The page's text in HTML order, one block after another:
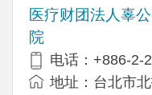
医疗财团法人辜
院
电话：+886-2-
地址：台北市